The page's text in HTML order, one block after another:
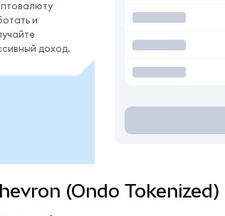
и
доход.
Chevron (Ondo Tokenized)